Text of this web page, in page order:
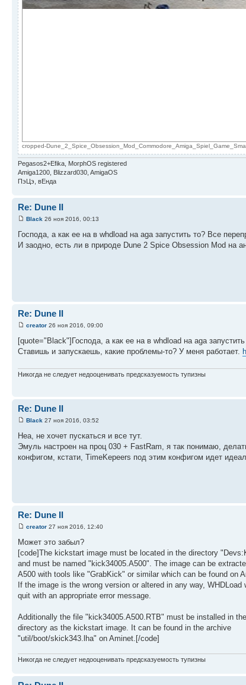
cropped-
Pegasos2+Efika, MorphOS registered
Amiga1200, Blizzard030, AmigaOS
ПэЦэ, вЕнда
Re: Dune II
Black 26 ноя 2016, 00:13
Господа, а как ее на в whdload на aga запустить то? Все
И заодно, есть ли в природе Dune 2 Spice Obsession Mod на
Re: Dune II
creator 26 ноя 2016, 09:00
[quote="Black"]Господа, а как ее на в whdload на aga
Ставишь и запускаешь, какие проблемы-то? У меня работает.
Никогда не следует недооценивать предсказуемость тупизны
Re: Dune II
Black 27 ноя 2016, 03:52
Неа, не хочет пускаться и все тут.
Эмуль настроен на проц 030 + FastRam, я так понимаю,
конфигом, кстати, TimeKepeers под этим конфигом идет
Re: Dune II
creator 27 ноя 2016, 12:40
Может это забыл?
[code]The kickstart image must be located in the directory
and must be named "kick34005.A500". The image can be
A500 with tools like "GrabKick" or similar which can be found on
If the image is the wrong version or altered in any way, WHDLoad
quit with an appropriate error message.
Additionally the file "kick34005.A500.RTB" must be installed in
directory as the kickstart image. It can be found in the archive
"util/boot/skick343.lha" on Aminet.[/code]
Никогда не следует недооценивать предсказуемость тупизны